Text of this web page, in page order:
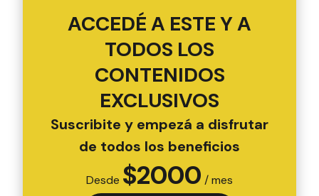
ACCEDÉ A ESTE Y A
TODOS LOS
CONTENIDOS
EXCLUSIVOS
Suscribite y empezá a disfrutar
de todos los beneficios
Desde $2000 / mes